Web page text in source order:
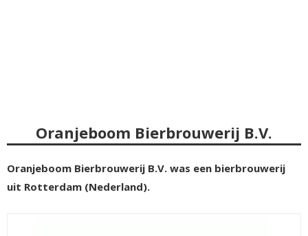
Oranjeboom Bierbrouwerij B.V.
Oranjeboom Bierbrouwerij B.V. was een bierbrouwerij
uit Rotterdam (Nederland).